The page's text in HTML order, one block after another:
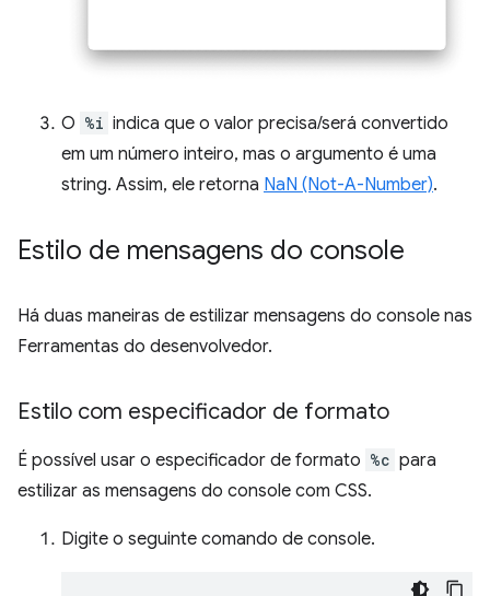
O %i indica que o valor precisa/será convertido
em um número inteiro, mas o argumento é uma
string. Assim, ele retorna NaN (Not-A-Number).
Estilo de mensagens do console
Há duas maneiras de estilizar mensagens do console nas
Ferramentas do desenvolvedor.
Estilo com especificador de formato
É possível usar o especificador de formato %c para
estilizar as mensagens do console com CSS.
Digite o seguinte comando de console.